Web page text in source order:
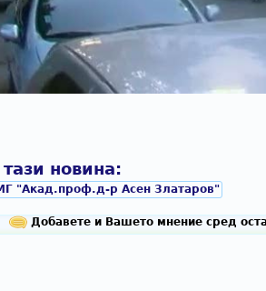
новина:
"Акад.проф.д-р Асен Златаров"
Добавете и Вашето мнение сред